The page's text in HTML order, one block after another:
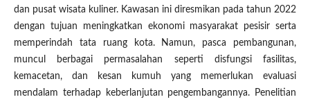
dan pusat wisata kuliner. Kawasan ini diresmikan pada tahun 2022
dengan tujuan meningkatkan ekonomi masyarakat pesisir serta
memperindah tata ruang kota. Namun, pasca pembangunan,
muncul berbagai permasalahan seperti disfungsi fasilitas,
kemacetan, dan kesan kumuh yang memerlukan evaluasi
mendalam terhadap keberlanjutan pengembangannya. Penelitian